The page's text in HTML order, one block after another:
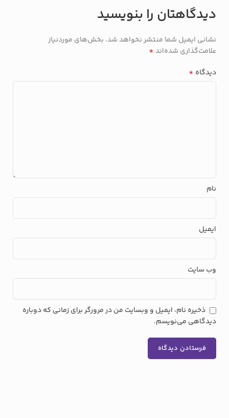
دیدگاهتان را بنویسید
نشانی ایمیل شما منتشر نخواهد شد. بخش‌های موردنیاز
علامت‌گذاری شده‌اند*
دیدگاه *
نام
ایمیل
وب‌ سایت
ذخیره نام، ایمیل و وبسایت من در مرورگر برای زمانی که دوباره
دیدگاهی می‌نویسم.